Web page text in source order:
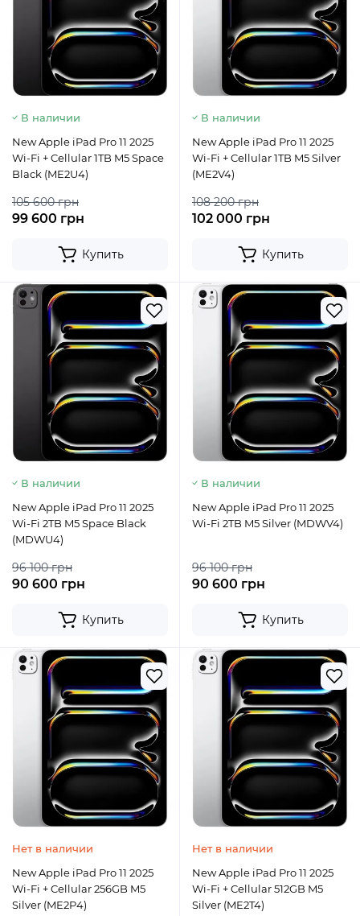
В наличии
New Apple iPad Pro 11 2025
Wi-Fi + Cellular 1TB M5 Space
Black (ME2U4)
105 600 грн
99 600 грн
Купить
В наличии
New Apple iPad Pro 11 2025
Wi-Fi + Cellular 1TB M5 Silver
(ME2V4)
108 200 грн
102 000 грн
Купить
В наличии
New Apple iPad Pro 11 2025
Wi-Fi 2TB M5 Space Black
(MDWU4)
96 100 грн
90 600 грн
Купить
В наличии
New Apple iPad Pro 11 2025
Wi-Fi 2TB M5 Silver (MDWV4)
96 100 грн
90 600 грн
Купить
Нет в наличии
New Apple iPad Pro 11 2025
Wi-Fi + Cellular 256GB M5
Silver (ME2P4)
Нет в наличии
New Apple iPad Pro 11 2025
Wi-Fi + Cellular 512GB M5
Silver (ME2T4)